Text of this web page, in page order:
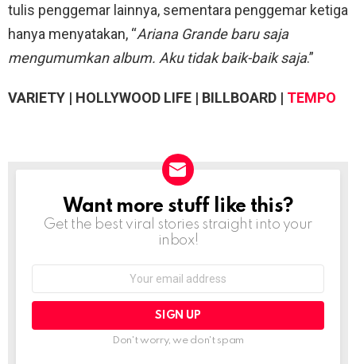
tulis penggemar lainnya, sementara penggemar ketiga
hanya menyatakan, “Ariana Grande baru saja
mengumumkan album. Aku tidak baik-baik saja.”
VARIETY | HOLLYWOOD LIFE | BILLBOARD | TEMPO
NEWSLETTER
Want more stuff like this?
Get the best viral stories straight into your
inbox!
Don't worry, we don't spam